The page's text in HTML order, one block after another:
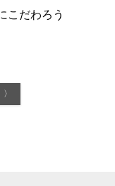
こだわろう